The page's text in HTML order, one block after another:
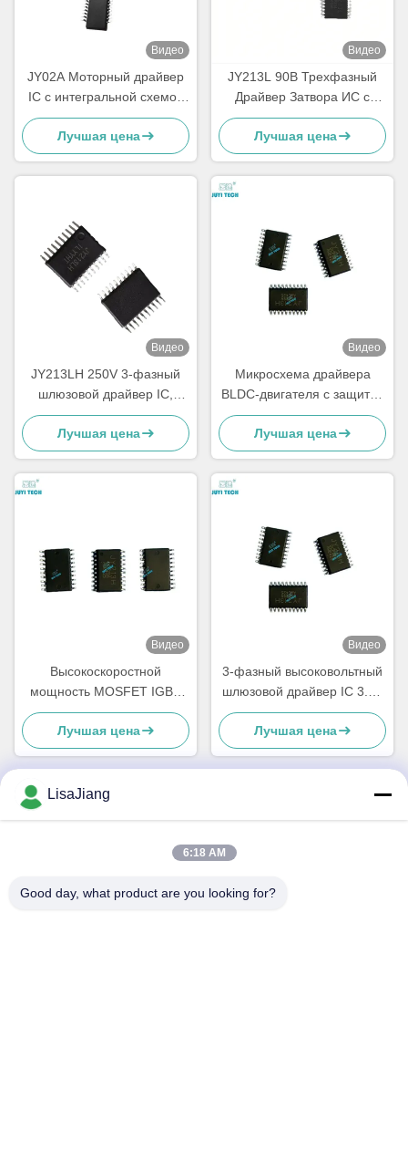
Видео
JY02A Моторный драйвер
IC с интегральной схемой
для управления
двигателями постоянного
тока без датчиков без
щетки
Лучшая цена
Видео
JY213L 90В Трехфазный
Драйвер Затвора ИС с
Высокоскоростным
Драйвером MOSFET &
IGBT и Встроенным
Управлением Мертвым
Временем для Управления
Лучшая цена
Видео
JY213LH 250V 3-фазный
шлюзовой драйвер IC,
MOSFET/IGBT драйвер с
полумостом ±1A,
высоковольтный BLDC
драйвер двигателя чип,
Лучшая цена
Видео
Микросхема драйвера
BLDC-двигателя с защитой
от сквозного тока, режимом
управления SPWM и
периодом мягкого старта 1
с
Лучшая цена
Видео
Высокоскоростной
мощность MOSFET IGBT
драйвер 3 фазы
высоковольтный драйвер
шлюза
Лучшая цена
Видео
3-фазный высоковольтный
шлюзовой драйвер IC 3.3V
5V 15V Входная логика
совместима встроенная в
нерабочее время
Лучшая цена
Но. 1, майна 1199, юньпинг дорога, джядинг район,
LisaJiang
6:18 AM
Good day, what product are you looking for?